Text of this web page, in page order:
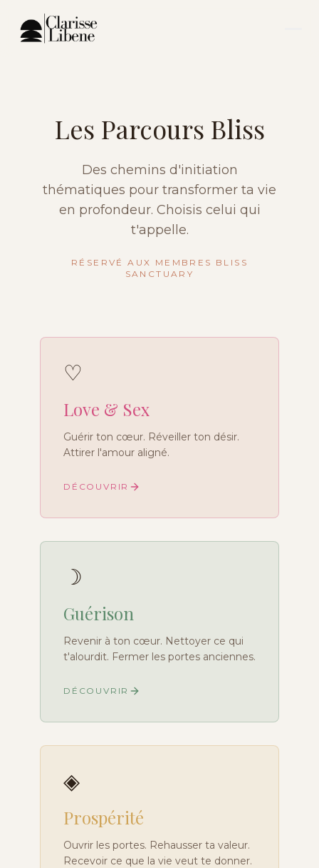
Les Parcours Bliss
Des chemins d'initiation
thématiques pour transformer ta vie
en profondeur. Choisis celui qui
t'appelle.
RÉSERVÉ AUX MEMBRES BLISS
SANCTUARY
♡
Love & Sex
Guérir ton cœur. Réveiller ton désir.
Attirer l'amour aligné.
DÉCOUVRIR
☽
Guérison
Revenir à ton cœur. Nettoyer ce qui
t'alourdit. Fermer les portes anciennes.
DÉCOUVRIR
◈
Prospérité
Ouvrir les portes. Rehausser ta valeur.
Recevoir ce que la vie veut te donner.